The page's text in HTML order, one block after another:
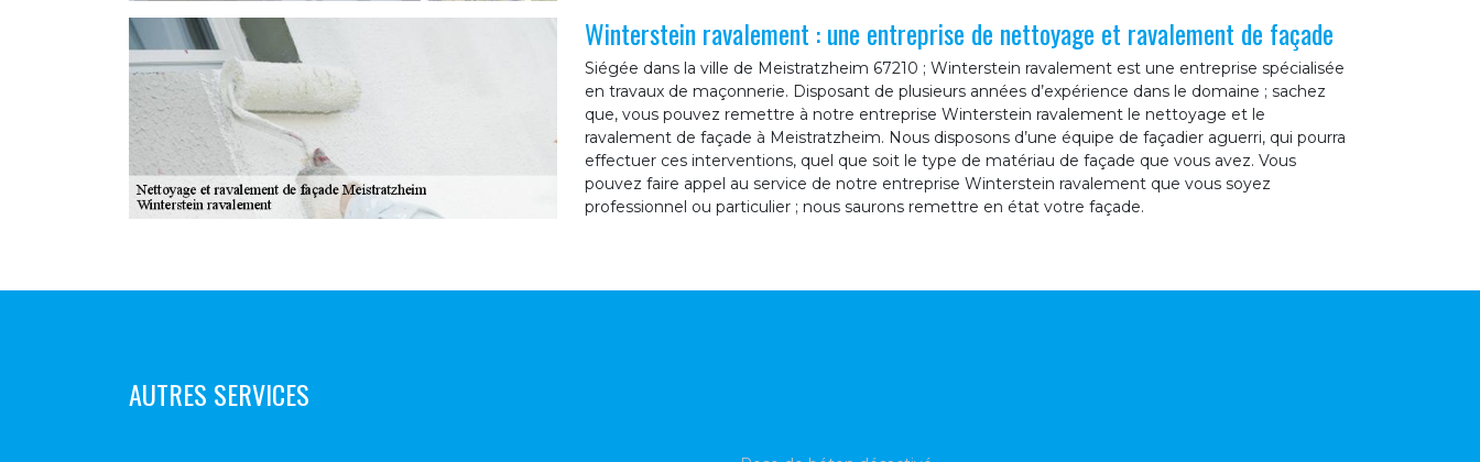
Winterstein ravalement : une entreprise de nettoyage et ravalement de façade
Siégée dans la ville de Meistratzheim 67210 ; Winterstein ravalement est une entreprise spécialisée
en travaux de maçonnerie. Disposant de plusieurs années d’expérience dans le domaine ; sachez
que, vous pouvez remettre à notre entreprise Winterstein ravalement le nettoyage et le
ravalement de façade à Meistratzheim. Nous disposons d’une équipe de façadier aguerri, qui pourra
effectuer ces interventions, quel que soit le type de matériau de façade que vous avez. Vous
pouvez faire appel au service de notre entreprise Winterstein ravalement que vous soyez
professionnel ou particulier ; nous saurons remettre en état votre façade.
AUTRES SERVICES